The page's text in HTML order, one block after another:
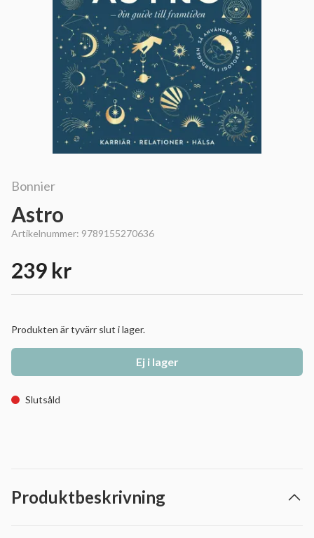
Bonnier
Astro
Artikelnummer: 9789155270636
239 kr
Produkten är tyvärr slut i lager.
Ej i lager
Slutsåld
Produktbeskrivning